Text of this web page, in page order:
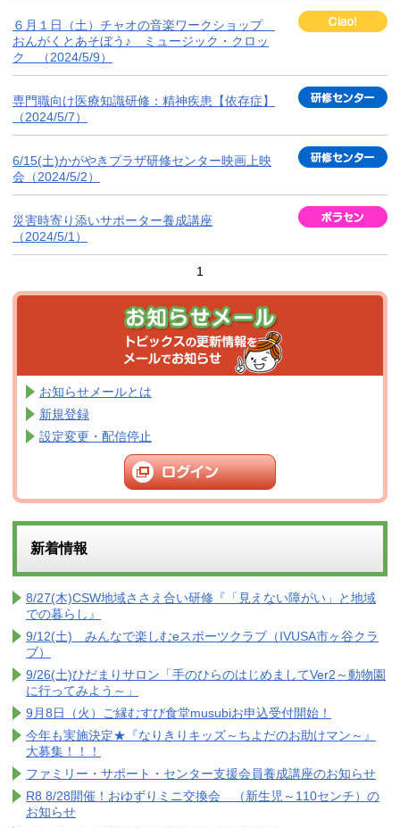
６月１日（土）チャオの音楽ワークショップ
おんがくとあそぼう♪ ミュージック・クロッ
ク （2024/5/9）
専門職向け医療知識研修：精神疾患【依存症】
（2024/5/7）
6/15(土)かがやきプラザ研修センター映画上映
会（2024/5/2）
災害時寄り添いサポーター養成講座
（2024/5/1）
1
お知らせメールとは
新規登録
設定変更・配信停止
新着情報
8/27(木)CSW地域ささえ合い研修『「見えない障がい」と地域
での暮らし』
9/12(土) みんなで楽しむeスポーツクラブ（IVUSA市ヶ谷クラ
ブ）
9/26(土)ひだまりサロン「手のひらのはじめましてVer2～動物園
に行ってみよう～」
9月8日（火）ご縁むすび食堂musubiお申込受付開始！
今年も実施決定★『なりきりキッズ～ちよだのお助けマン～』
大募集！！！
ファミリー・サポート・センター支援会員養成講座のお知らせ
R8 8/28開催！おゆずりミニ交換会 （新生児～110センチ）の
お知らせ